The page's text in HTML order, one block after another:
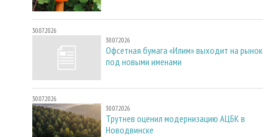
30.07.2026
30.07.2026
Офсетная бумага «Илим» выходит на рынок
под новыми именами
30.07.2026
30.07.2026
Трутнев оценил модернизацию АЦБК в
Новодвинске